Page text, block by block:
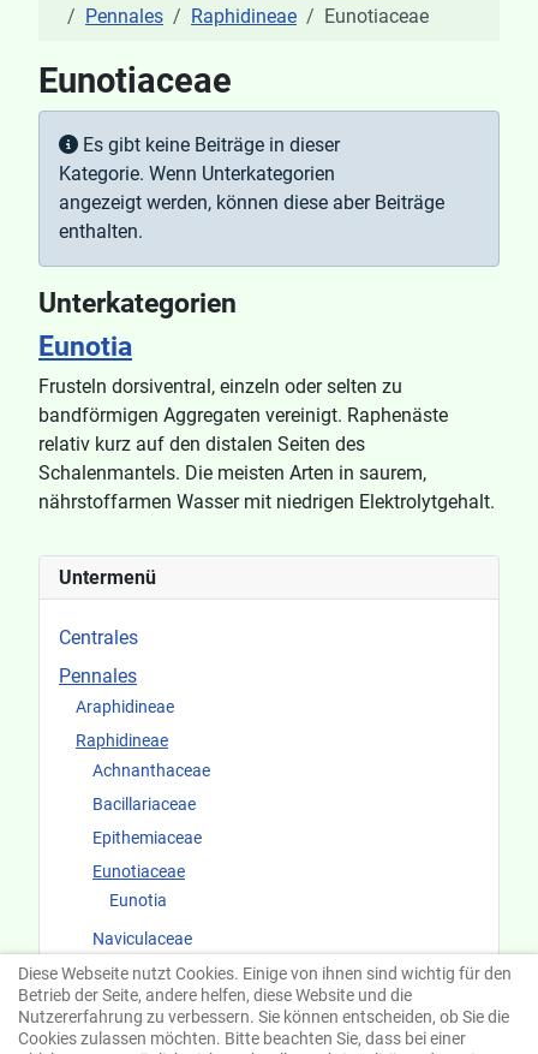
Untermenü
Centrales
Pennales
Araphidineae
Raphidineae
Achnanthaceae
Bacillariaceae
Epithemiaceae
Eunotiaceae
Eunotia
Naviculaceae
Surirellaceae
Fundorte und Ökologie
Pennales
Raphidineae Eunotiaceae
Eunotiaceae
Information
Es gibt keine Beiträge in dieser
Kategorie. Wenn Unterkategorien
angezeigt werden, können diese aber Beiträge
enthalten.
Unterkategorien
Eunotia
Frusteln dorsiventral, einzeln oder selten zu
bandförmigen Aggregaten vereinigt. Raphenäste
relativ kurz auf den distalen Seiten des
Schalenmantels. Die meisten Arten in saurem,
nährstoffarmen Wasser mit niedrigen Elektrolytgehalt.
Diese Webseite nutzt Cookies. Einige von ihnen sind wichtig für den
Betrieb der Seite, andere helfen, diese Website und die
Nutzererfahrung zu verbessern. Sie können entscheiden, ob Sie die
Cookies zulassen möchten. Bitte beachten Sie, dass bei einer